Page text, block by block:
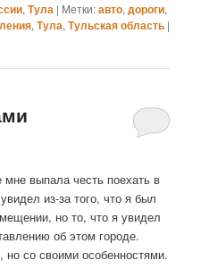
,Тула | Метки:авто,дороги,
,Тула,Тульская область |
выпала честь поехать в
из-за того, что я был
но то, что я увидел
об этом городе.
но со своими особенностями.